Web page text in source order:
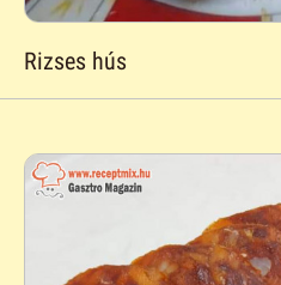
Rizses hús